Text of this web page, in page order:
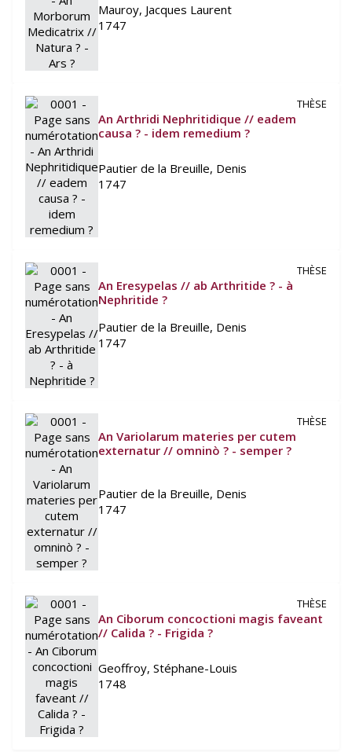
Mauroy, Jacques Laurent
1747
THÈSE
An Arthridi Nephritidique // eadem
causa ? - idem remedium ?
Pautier de la Breuille, Denis
1747
THÈSE
An Eresypelas // ab Arthritide ? - à
Nephritide ?
Pautier de la Breuille, Denis
1747
THÈSE
An Variolarum materies per cutem
externatur // omninò ? - semper ?
Pautier de la Breuille, Denis
1747
THÈSE
An Ciborum concoctioni magis faveant
// Calida ? - Frigida ?
Geoffroy, Stéphane-Louis
1748